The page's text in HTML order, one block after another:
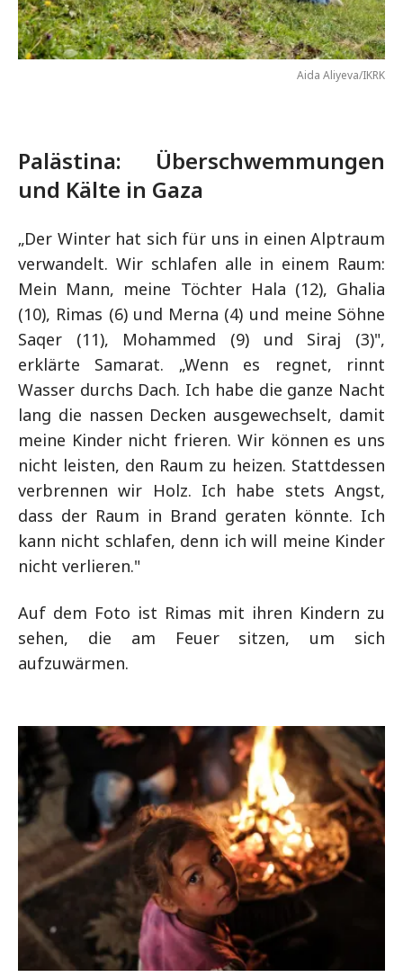
Aida Aliyeva/IKRK
Palästina: Überschwemmungen
und Kälte in Gaza
„Der Winter hat sich für uns in einen Alptraum
verwandelt. Wir schlafen alle in einem Raum:
Mein Mann, meine Töchter Hala (12), Ghalia
(10), Rimas (6) und Merna (4) und meine Söhne
Saqer (11), Mohammed (9) und Siraj (3)",
erklärte Samarat. „Wenn es regnet, rinnt
Wasser durchs Dach. Ich habe die ganze Nacht
lang die nassen Decken ausgewechselt, damit
meine Kinder nicht frieren. Wir können es uns
nicht leisten, den Raum zu heizen. Stattdessen
verbrennen wir Holz. Ich habe stets Angst,
dass der Raum in Brand geraten könnte. Ich
kann nicht schlafen, denn ich will meine Kinder
nicht verlieren."
Auf dem Foto ist Rimas mit ihren Kindern zu
sehen, die am Feuer sitzen, um sich
aufzuwärmen.